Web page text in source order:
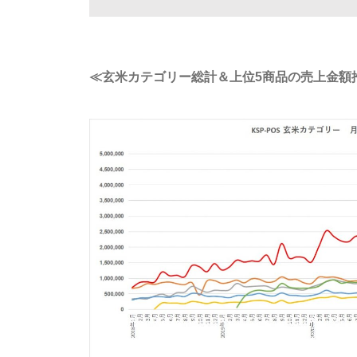
≪玄米カテゴリー総計＆上位5商品の売上金